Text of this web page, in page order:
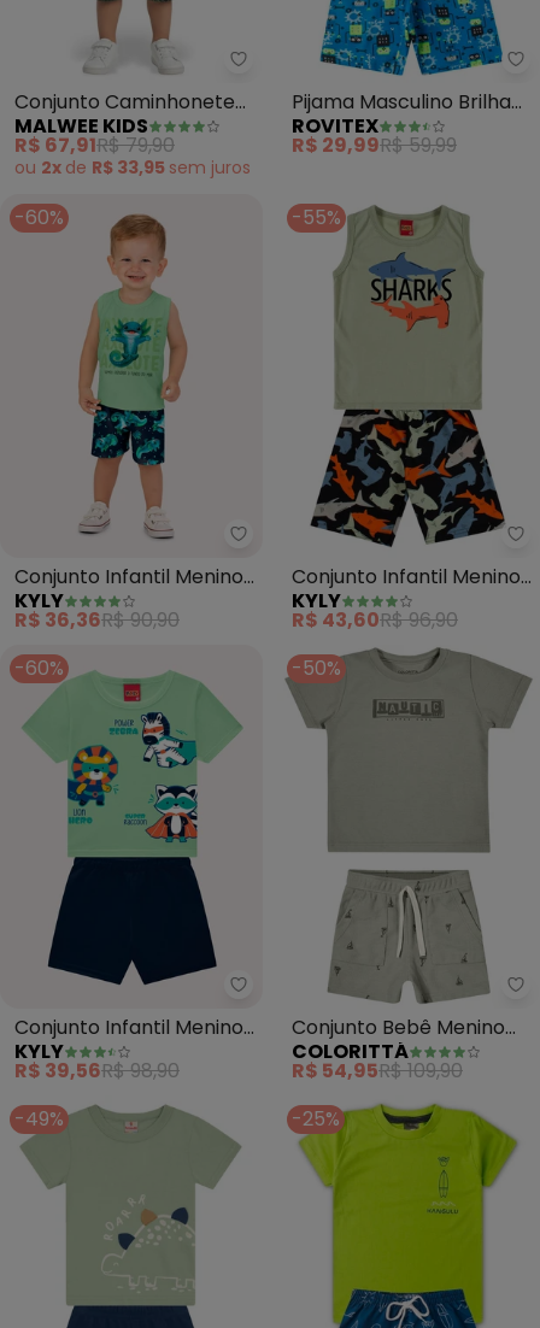
Malwee Kids - Conjunto
Conjunto Caminhonete
em Malha (Verde)
MALWEE KIDS
R$ 67,91R$ 79,90
ou 2x de R$ 33,95 sem juros
Pijama Masculino Brilha
no Escuro Kappes
(Verde)
ROVITEX
R$ 29,99R$ 59,99
-60%
Kyly - Conjunto Infantil Menino
Conjunto Infantil Menino
Axolote (Verde)
KYLY
R$ 36,36R$ 90,90
-55%
Conjunto Infantil Menino
Tubarão (Verde)
KYLY
R$ 43,60R$ 96,90
-60%
Kyly - Conjunto Infantil Menino
Conjunto Infantil Menino
em Algodão (Verde)
KYLY
R$ 39,56R$ 98,90
-50%
Conjunto Bebê Menino
Náutico Malha Tricô
(Verde)
COLORITTÁ
R$ 54,95R$ 109,90
-49%
-25%